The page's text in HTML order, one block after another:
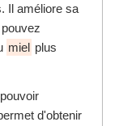
Il améliore sa
miel plus
d'obtenir